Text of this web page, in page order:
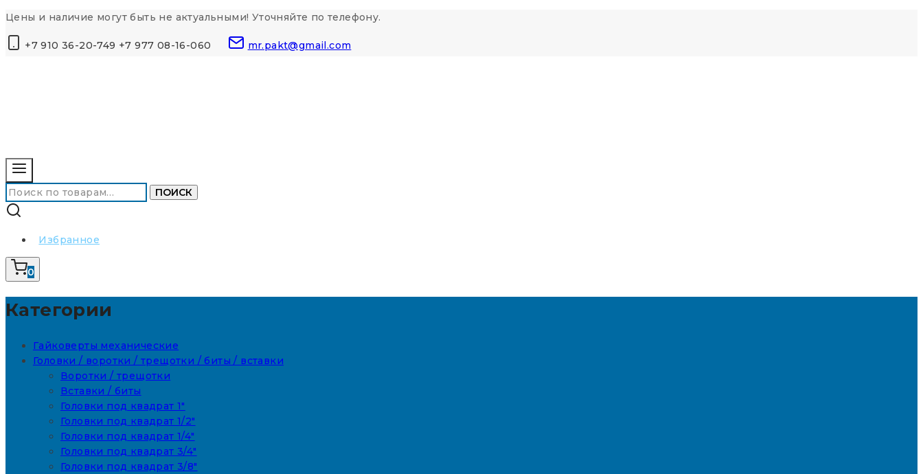
Перейти
контенту
Цены и наличие могут быть не актуальными! Уточняйте по телефону.
+7 910 36-20-749 +7 977 08-16-060 mr.pakt@gmail.com
Искать: ПОИСК
Избранное
0
Категории
Гайковерты механические
Головки / воротки / трещотки / биты / вставки
Воротки / трещотки
Вставки / биты
Головки под квадрат 1"
Головки под квадрат 1/2"
Головки под квадрат 1/4"
Головки под квадрат 3/4"
Головки под квадрат 3/8"